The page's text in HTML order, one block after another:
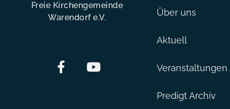
Freie Kirchengemeinde
Warendorf e.V.
Über uns
Aktuell
Veranstaltungen
Predigt Archiv